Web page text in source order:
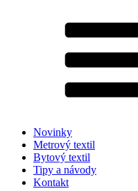
Novinky
Metrový textil
Bytový textil
Tipy a návody
Kontakt